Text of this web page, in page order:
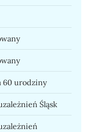
60 urodziny
Śląsk